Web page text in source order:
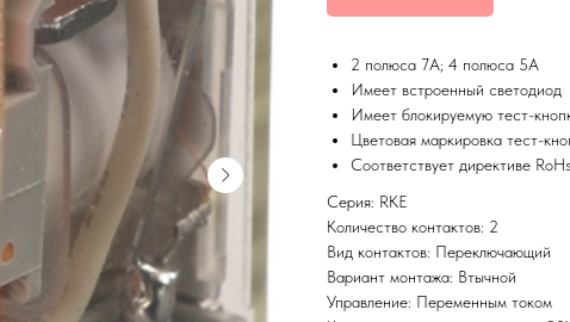
2 полюса 7A; 4 полюса 5А
Имеет встроенный светодиод
Имеет блокируемую тест-
Цветовая маркировка тест-
Соответствует директиве
Серия: RKE
Количество контактов: 2
Вид контактов: Переключающий
Вариант монтажа: Втычной
Управление: Переменным током